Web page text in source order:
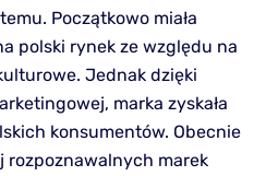
Początkowo miała
polski rynek ze względu na
Jednak dzięki
marka zyskała
konsumentów. Obecnie
rozpoznawalnych marek